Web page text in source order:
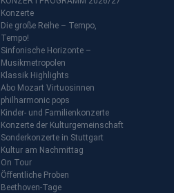
Konzerte
Die große Reihe – Tempo,
Tempo!
Sinfonische Horizonte –
Musikmetropolen
Klassik Highlights
Abo Mozart Virtuosinnen
philharmonic pops
Kinder- und Familienkonzerte
Konzerte der Kulturgemeinschaft
Sonderkonzerte in Stuttgart
Kultur am Nachmittag
On Tour
Öffentliche Proben
Beethoven-Tage